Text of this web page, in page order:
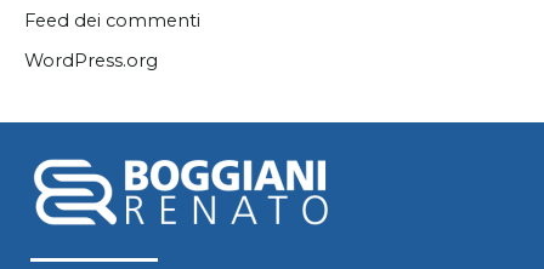
Feed dei commenti
WordPress.org